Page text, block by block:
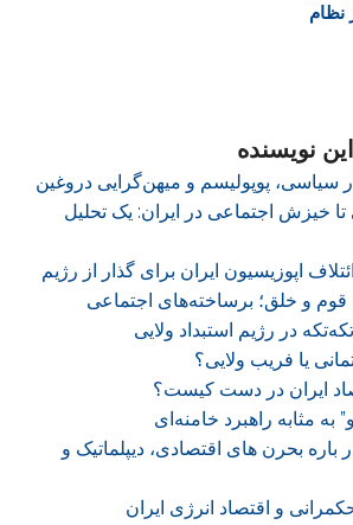
نظام
نویسنده
سیاسی، پوپولیسم و میهن‌گرایی دروغین
تا خیزش اجتماعی در ایران: یک تحلیل
اپوزیسیون ایران برای گذار از رژیم
و خلق؛ برساخته‌های اجتماعی
در رژیم‌ استبداد ولایی
یا فریب ولایی؟
ایران در دست کیست؟
به مثابه راهبرد خامنه‌ای
باره بحرن های اقتصادی، دیپلماتیک و
و اقتصاد انرژی ایران